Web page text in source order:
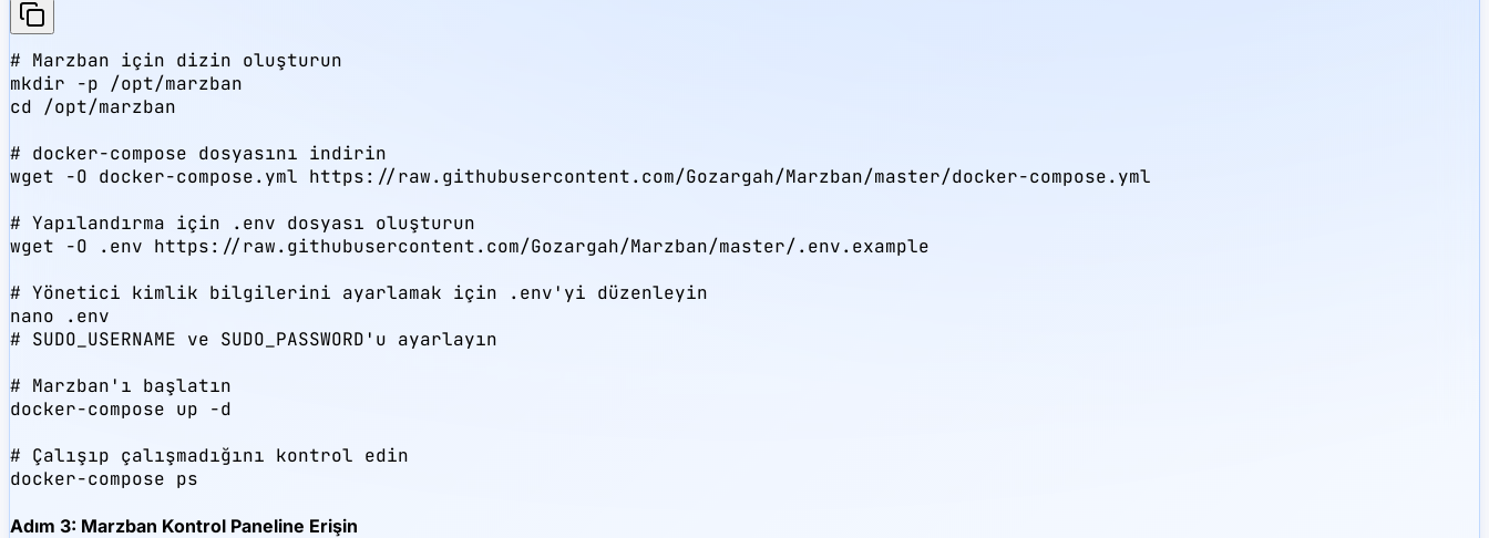
# Marzban için dizin oluşturun
mkdir -p /opt/marzban
cd /opt/marzban
# docker-compose dosyasını indirin
wget -O docker-compose.yml https://raw.githubusercontent.com/Gozargah/Marzban/master/docker-compose.yml
# Yapılandırma için .env dosyası oluşturun
wget -O .env https://raw.githubusercontent.com/Gozargah/Marzban/master/.env.example
# Yönetici kimlik bilgilerini ayarlamak için .env'yi düzenleyin
nano .env
# SUDO_USERNAME ve SUDO_PASSWORD'u ayarlayın
# Marzban'ı başlatın
docker-compose up -d
# Çalışıp çalışmadığını kontrol edin
docker-compose ps
Adım 3: Marzban Kontrol Paneline Erişin